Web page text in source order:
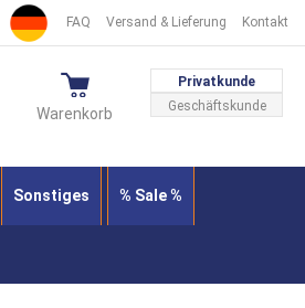
FAQ Versand & Lieferung Kontakt
Privatkunde
Geschäftskunde
Warenkorb
Sonstiges % Sale %